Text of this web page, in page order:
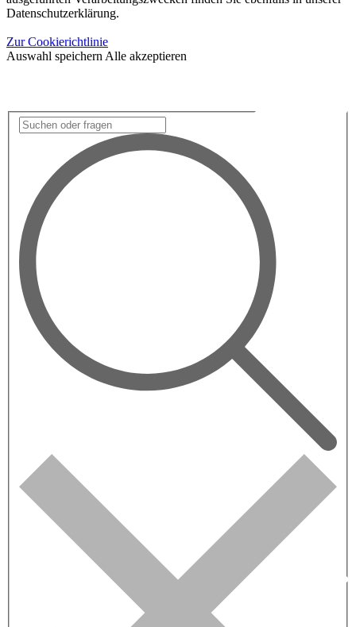
Datenschutzerklärung.
Zur Cookierichtlinie
Auswahl speichern Alle akzeptieren